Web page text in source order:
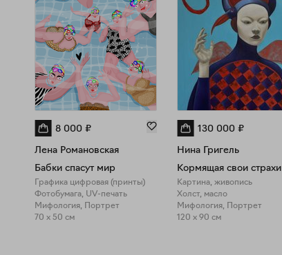
8 000 ₽
Лена Романовская
Бабки спасут мир
Графика цифровая (принты)
Фотобумага, UV-печать
Мифология, Портрет
70 x 50 см
130 000 ₽
Нина Григель
Кормящая свои страхи
Картина, живопись
Холст, масло
Мифология, Портрет
120 x 90 см